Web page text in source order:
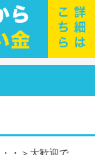
・＞大歓迎で